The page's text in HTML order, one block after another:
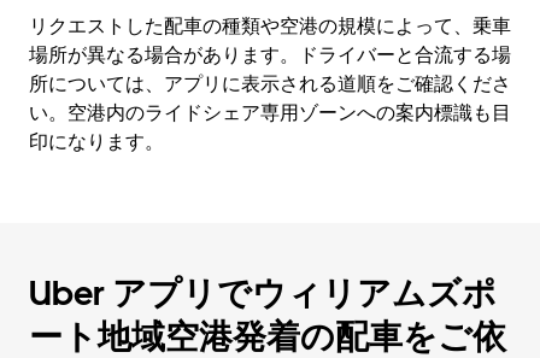
リクエストした配車の種類や空港の規模によって、乗車
場所が異なる場合があります。ドライバーと合流する場
所については、アプリに表示される道順をご確認くださ
い。空港内のライドシェア専用ゾーンへの案内標識も目
印になります。
Uber アプリでウィリアムズポ
ート地域空港発着の配車をご依